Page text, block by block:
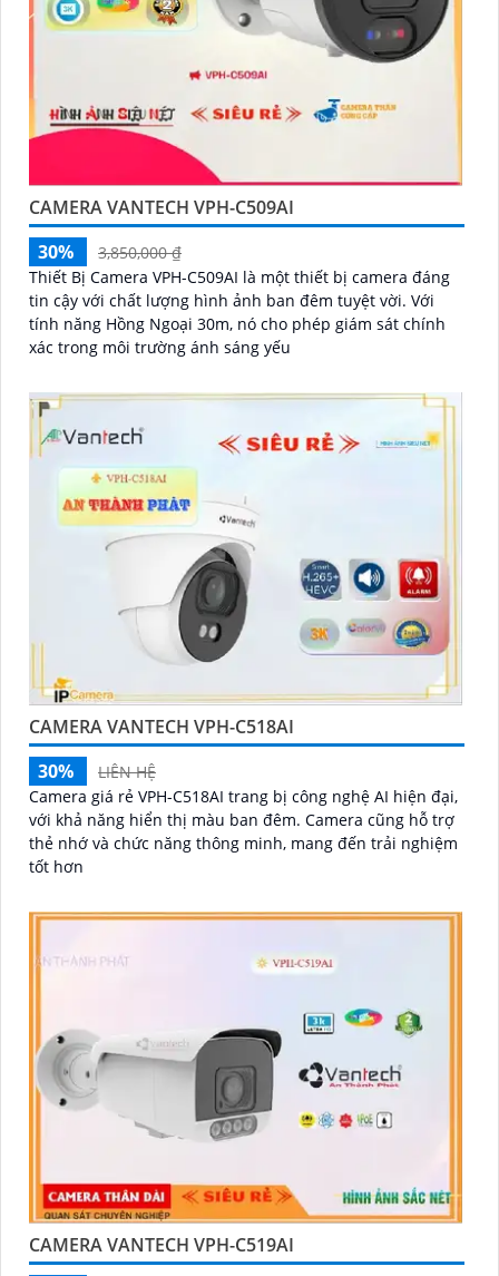
CAMERA VANTECH VPH-C509AI
30%
3,850,000 ₫
Thiết Bị Camera VPH-C509AI là một thiết bị camera đáng
tin cậy với chất lượng hình ảnh ban đêm tuyệt vời. Với
tính năng Hồng Ngoại 30m, nó cho phép giám sát chính
xác trong môi trường ánh sáng yếu
CAMERA VANTECH VPH-C518AI
30%
LIÊN HỆ
Camera giá rẻ VPH-C518AI trang bị công nghệ AI hiện đại,
với khả năng hiển thị màu ban đêm. Camera cũng hỗ trợ
thẻ nhớ và chức năng thông minh, mang đến trải nghiệm
tốt hơn
CAMERA VANTECH VPH-C519AI